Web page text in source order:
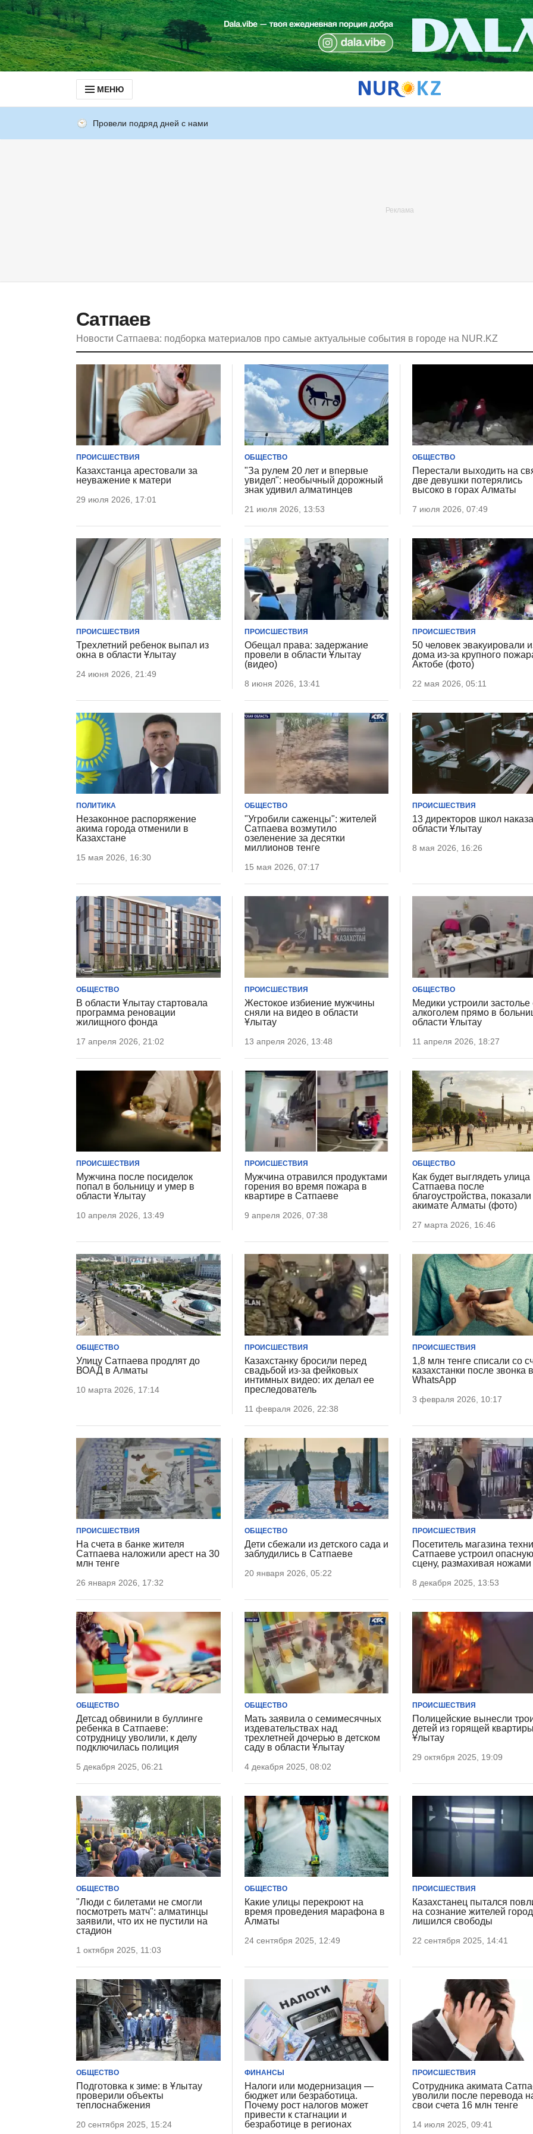
МЕНЮ
Провели подряд дней с нами
Сатпаев
Новости Сатпаева: подборка материалов про самые актуальные события в городе на NUR.KZ
ПРОИСШЕСТВИЯ
Казахстанца арестовали за
неуважение к матери
29 июля 2026, 17:01
ОБЩЕСТВО
"За рулем 20 лет и впервые
увидел": необычный дорожный
знак удивил алматинцев
21 июля 2026, 13:53
ОБЩЕСТВО
Перестали выходить на
две девушки потерялись
высоко в горах Алматы
7 июля 2026, 07:49
ПРОИСШЕСТВИЯ
Трехлетний ребенок выпал из
окна в области Ұлытау
24 июня 2026, 21:49
ПРОИСШЕСТВИЯ
Обещал права: задержание
провели в области Ұлытау
(видео)
8 июня 2026, 13:41
ПРОИСШЕСТВИЯ
50 человек эвакуировали
дома из-за крупного
Актобе (фото)
22 мая 2026, 05:11
ПОЛИТИКА
Незаконное распоряжение
акима города отменили в
Казахстане
15 мая 2026, 16:30
ОБЩЕСТВО
"Угробили саженцы": жителей
Сатпаева возмутило
озеленение за десятки
миллионов тенге
15 мая 2026, 07:17
ПРОИСШЕСТВИЯ
13 директоров школ
области Ұлытау
8 мая 2026, 16:26
ОБЩЕСТВО
В области Ұлытау стартовала
программа реновации
жилищного фонда
17 апреля 2026, 21:02
ПРОИСШЕСТВИЯ
Жестокое избиение мужчины
сняли на видео в области
Ұлытау
13 апреля 2026, 13:48
ОБЩЕСТВО
Медики устроили застолье
алкоголем прямо в
области Ұлытау
11 апреля 2026, 18:27
ПРОИСШЕСТВИЯ
Мужчина после посиделок
попал в больницу и умер в
области Ұлытау
10 апреля 2026, 13:49
ПРОИСШЕСТВИЯ
Мужчина отравился продуктами
горения во время пожара в
квартире в Сатпаеве
9 апреля 2026, 07:38
ОБЩЕСТВО
Как будет выглядеть улица
Сатпаева после
благоустройства,
акимате Алматы (фото)
27 марта 2026, 16:46
ОБЩЕСТВО
Улицу Сатпаева продлят до
ВОАД в Алматы
10 марта 2026, 17:14
ПРОИСШЕСТВИЯ
Казахстанку бросили перед
свадьбой из-за фейковых
интимных видео: их делал ее
преследователь
11 февраля 2026, 22:38
ПРОИСШЕСТВИЯ
1,8 млн тенге списали со
казахстанки после звонка
WhatsApp
3 февраля 2026, 10:17
ПРОИСШЕСТВИЯ
На счета в банке жителя
Сатпаева наложили арест на 30
млн тенге
26 января 2026, 17:32
ОБЩЕСТВО
Дети сбежали из детского сада и
заблудились в Сатпаеве
20 января 2026, 05:22
ПРОИСШЕСТВИЯ
Посетитель магазина
Сатпаеве устроил
сцену, размахивая ножами
8 декабря 2025, 13:53
ОБЩЕСТВО
Детсад обвинили в буллинге
ребенка в Сатпаеве:
сотрудницу уволили, к делу
подключилась полиция
5 декабря 2025, 06:21
ОБЩЕСТВО
Мать заявила о семимесячных
издевательствах над
трехлетней дочерью в детском
саду в области Ұлытау
4 декабря 2025, 08:02
ПРОИСШЕСТВИЯ
Полицейские вынесли
детей из горящей
Ұлытау
29 октября 2025, 19:09
ОБЩЕСТВО
"Люди с билетами не смогли
посмотреть матч": алматинцы
заявили, что их не пустили на
стадион
1 октября 2025, 11:03
ОБЩЕСТВО
Какие улицы перекроют на
время проведения марафона в
Алматы
24 сентября 2025, 12:49
ПРОИСШЕСТВИЯ
Казахстанец пытался
на сознание жителей
лишился свободы
22 сентября 2025, 14:41
ОБЩЕСТВО
Подготовка к зиме: в Ұлытау
проверили объекты
теплоснабжения
20 сентября 2025, 15:24
ФИНАНСЫ
Налоги или модернизация —
бюджет или безработица.
Почему рост налогов может
привести к стагнации и
безработице в регионах
ПРОИСШЕСТВИЯ
Сотрудника акимата
уволили после перевода
свои счета 16 млн тенге
14 июля 2025, 09:41